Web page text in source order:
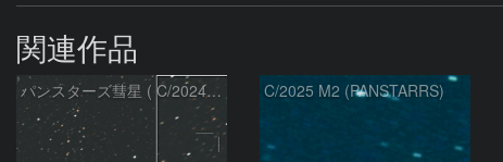
関連作品
パンスターズ彗星 ( C/2024R4 )：2026/07/27 C/2025 M2 (PANSTARRS)